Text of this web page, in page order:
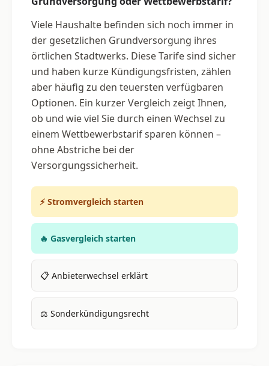
Viele Haushalte befinden sich noch immer in
der gesetzlichen Grundversorgung ihres
örtlichen Stadtwerks. Diese Tarife sind sicher
und haben kurze Kündigungsfristen, zählen
aber häufig zu den teuersten verfügbaren
Optionen. Ein kurzer Vergleich zeigt Ihnen,
ob und wie viel Sie durch einen Wechsel zu
einem Wettbewerbstarif sparen können –
ohne Abstriche bei der
Versorgungssicherheit.
⚡ Stromvergleich starten
🔥 Gasvergleich starten
📋 Anbieterwechsel erklärt
⚖️ Sonderkündigungsrecht